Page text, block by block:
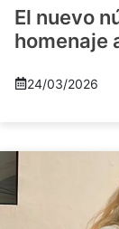
El nuevo
homenaje
24/03/2026